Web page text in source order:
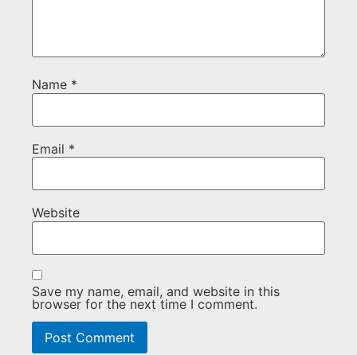
Name *
Email *
Website
Save my name, email, and website in this
browser for the next time I comment.